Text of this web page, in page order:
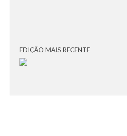
EDIÇÃO MAIS RECENTE